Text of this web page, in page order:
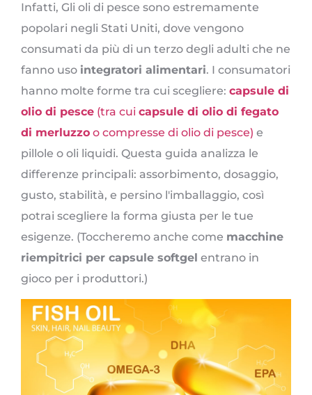
Infatti, Gli oli di pesce sono estremamente
popolari negli Stati Uniti, dove vengono
consumati da più di un terzo degli adulti che ne
fanno uso integratori alimentari. I consumatori
hanno molte forme tra cui scegliere: capsule di
olio di pesce (tra cui capsule di olio di fegato
di merluzzo o compresse di olio di pesce) e
pillole o oli liquidi. Questa guida analizza le
differenze principali: assorbimento, dosaggio,
gusto, stabilità, e persino l'imballaggio, così
potrai scegliere la forma giusta per le tue
esigenze. (Toccheremo anche come macchine
riempitrici per capsule softgel entrano in
gioco per i produttori.)